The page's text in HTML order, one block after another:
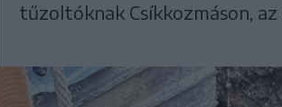
tűzoltóknak Csíkkozmáson,